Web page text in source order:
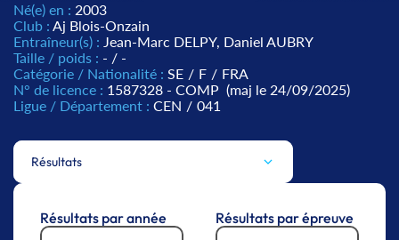
Né(e) en : 2003
Club : Aj Blois-Onzain
Entraîneur(s) : Jean-Marc DELPY, Daniel AUBRY
Taille / poids : - / -
Catégorie / Nationalité : SE / F / FRA
N° de licence : 1587328 - COMP (maj le 24/09/2025)
Ligue / Département : CEN / 041
Résultats
Résultats par année Résultats par épreuve